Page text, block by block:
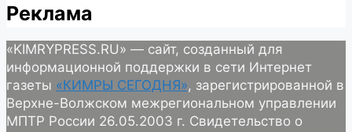
Реклама
«KIMRYPRESS.RU» — сайт, созданный для
информационной поддержки в сети Интернет
газеты «КИМРЫ СЕГОДНЯ», зарегистрированной в
Верхне-Волжском межрегиональном управлении
МПТР России 26.05.2003 г. Свидетельство о